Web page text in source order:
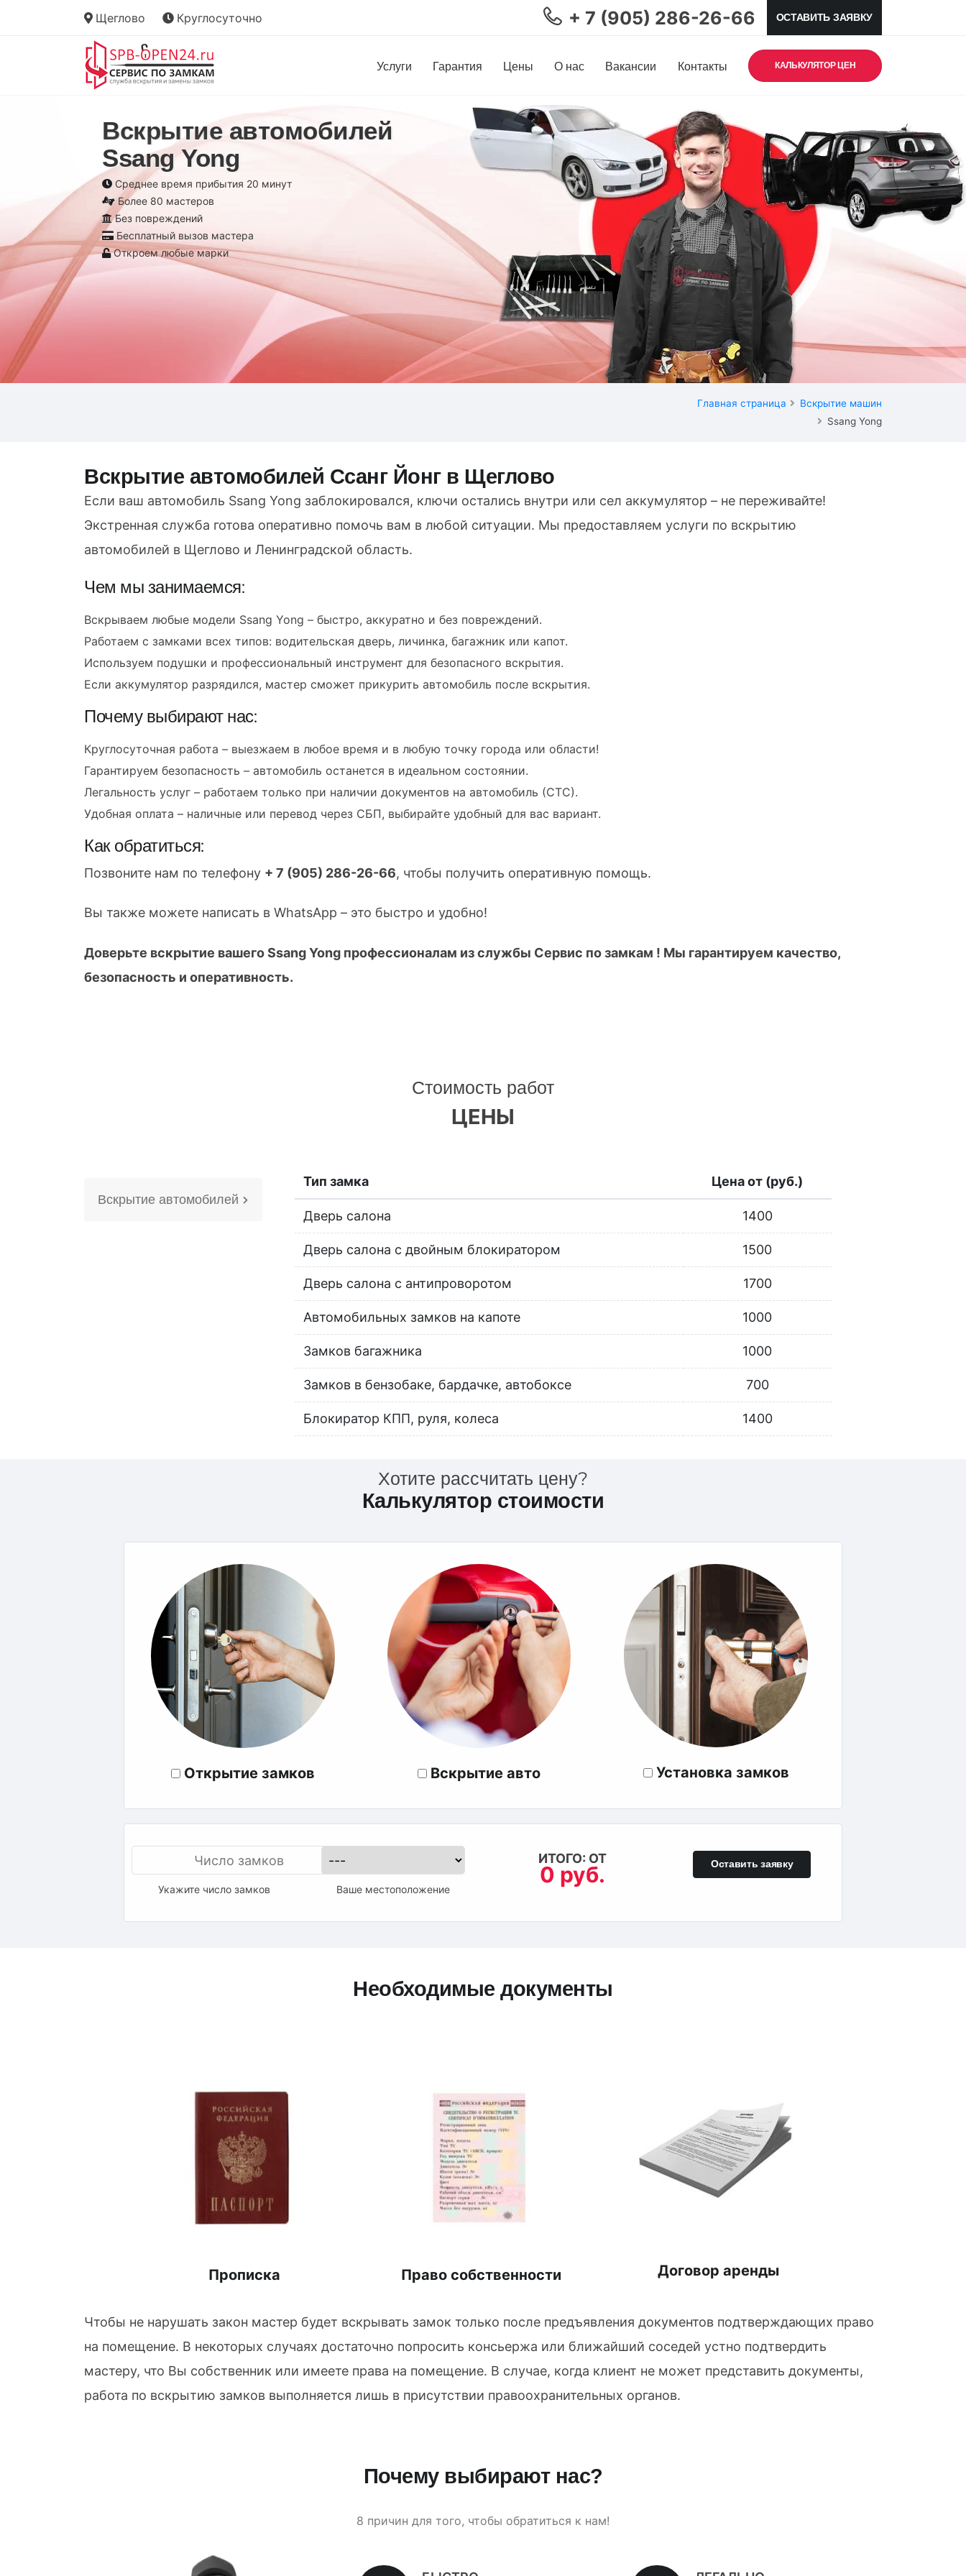
Щеглово Круглосуточно + 7 (905) 286-26-66 ОСТАВИТЬ ЗАЯВКУ
Услуги Гарантия Цены О нас Вакансии Контакты КАЛЬКУЛЯТОР ЦЕН
Вскрытие автомобилей
Ssang Yong
Среднее время прибытия 20 минут
Более 80 мастеров
Без повреждений
Бесплатный вызов мастера
Откроем любые марки
Главная страница
Вскрытие машин
Ssang Yong
Вскрытие автомобилей Ссанг Йонг в Щеглово
Если ваш автомобиль Ssang Yong заблокировался, ключи остались внутри или сел аккумулятор – не переживайте!
Экстренная служба готова оперативно помочь вам в любой ситуации. Мы предоставляем услуги по вскрытию
автомобилей в Щеглово и Ленинградской область.
Чем мы занимаемся:
Вскрываем любые модели Ssang Yong – быстро, аккуратно и без повреждений.
Работаем с замками всех типов: водительская дверь, личинка, багажник или капот.
Используем подушки и профессиональный инструмент для безопасного вскрытия.
Если аккумулятор разрядился, мастер сможет прикурить автомобиль после вскрытия.
Почему выбирают нас:
Круглосуточная работа – выезжаем в любое время и в любую точку города или области!
Гарантируем безопасность – автомобиль останется в идеальном состоянии.
Легальность услуг – работаем только при наличии документов на автомобиль (СТС).
Удобная оплата – наличные или перевод через СБП, выбирайте удобный для вас вариант.
Как обратиться:
Позвоните нам по телефону + 7 (905) 286-26-66, чтобы получить оперативную помощь.
Вы также можете написать в WhatsApp – это быстро и удобно!
Доверьте вскрытие вашего Ssang Yong профессионалам из службы Сервис по замкам ! Мы гарантируем качество,
безопасность и оперативность.
Стоимость работ
ЦЕНЫ
Вскрытие автомобилей
Тип замка Цена от (руб.)
Дверь салона 1400
Дверь салона с двойным блокиратором 1500
Дверь салона с антипроворотом 1700
Автомобильных замков на капоте 1000
Замков багажника 1000
Замков в бензобаке, бардачке, автобоксе 700
Блокиратор КПП, руля, колеса 1400
Хотите рассчитать цену?
Калькулятор стоимости
Открытие замков Вскрытие авто Установка замков
Укажите число замков Ваше местоположение
ИТОГО: ОТ
0 руб. Оставить заявку
Необходимые документы
Прописка Право собственности Договор аренды
Чтобы не нарушать закон мастер будет вскрывать замок только после предъявления документов подтверждающих право
на помещение. В некоторых случаях достаточно попросить консьержа или ближайший соседей устно подтвердить
мастеру, что Вы собственник или имеете права на помещение. В случае, когда клиент не может представить документы,
работа по вскрытию замков выполняется лишь в присутствии правоохранительных органов.
Почему выбирают нас?
8 причин для того, чтобы обратиться к нам!